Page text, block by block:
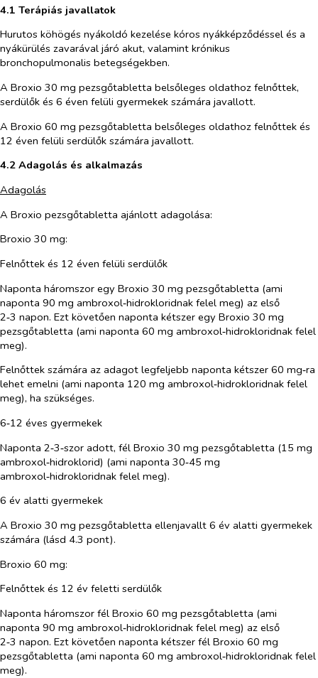
4.1 Terápiás javallatok
Hurutos köhögés nyákoldó kezelése kóros nyákképződéssel és a
nyákürülés zavarával járó akut, valamint krónikus
bronchopulmonalis betegségekben.
A Broxio 30 mg pezsgőtabletta belsőleges oldathoz felnőttek,
serdülők és 6 éven felüli gyermekek számára javallott.
A Broxio 60 mg pezsgőtabletta belsőleges oldathoz felnőttek és
12 éven felüli serdülők számára javallott.
4.2 Adagolás és alkalmazás
Adagolás
A Broxio pezsgőtabletta ajánlott adagolása:
Broxio 30 mg:
Felnőttek és 12 éven felüli serdülők
Naponta háromszor egy Broxio 30 mg pezsgőtabletta (ami
naponta 90 mg ambroxol‑hidrokloridnak felel meg) az első
2‑3 napon. Ezt követően naponta kétszer egy Broxio 30 mg
pezsgőtabletta (ami naponta 60 mg ambroxol‑hidrokloridnak felel
meg).
Felnőttek számára az adagot legfeljebb naponta kétszer 60 mg‑ra
lehet emelni (ami naponta 120 mg ambroxol‑hidrokloridnak felel
meg), ha szükséges.
6‑12 éves gyermekek
Naponta 2‑3‑szor adott, fél Broxio 30 mg pezsgőtabletta (15 mg
ambroxol‑hidroklorid) (ami naponta 30‑45 mg
ambroxol‑hidrokloridnak felel meg).
6 év alatti gyermekek
A Broxio 30 mg pezsgőtabletta ellenjavallt 6 év alatti gyermekek
számára (lásd 4.3 pont).
Broxio 60 mg:
Felnőttek és 12 év feletti serdülők
Naponta háromszor fél Broxio 60 mg pezsgőtabletta (ami
naponta 90 mg ambroxol‑hidrokloridnak felel meg) az első
2‑3 napon. Ezt követően naponta kétszer fél Broxio 60 mg
pezsgőtabletta (ami naponta 60 mg ambroxol‑hidrokloridnak felel
meg).